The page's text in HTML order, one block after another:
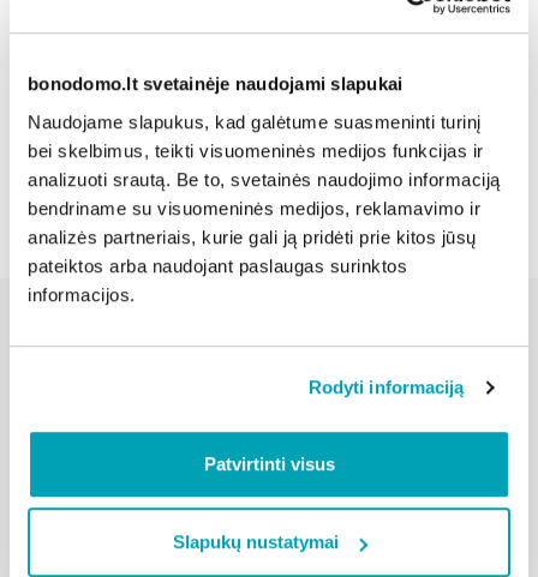
bonodomo.lt svetainėje naudojami slapukai
Naudojame slapukus, kad galėtume suasmeninti turinį
bei skelbimus, teikti visuomeninės medijos funkcijas ir
analizuoti srautą. Be to, svetainės naudojimo informaciją
bendriname su visuomeninės medijos, reklamavimo ir
analizės partneriais, kurie gali ją pridėti prie kitos jūsų
pateiktos arba naudojant paslaugas surinktos
informacijos.
Rodyti informaciją
Patvirtinti visus
Slapukų nustatymai
Susijusios naujienos